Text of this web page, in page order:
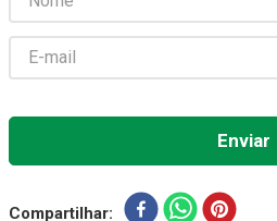
Compartilhar
8º Gaze Esteril
9º